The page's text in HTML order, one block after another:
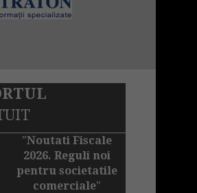
"Noutati Fiscale
2026. Reguli noi
pentru societatile
comerciale"